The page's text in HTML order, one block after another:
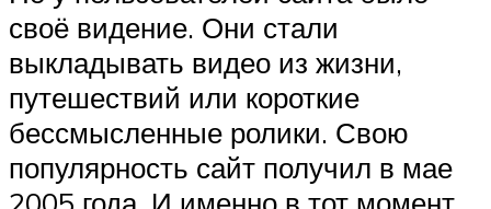
своё видение. Они стали
выкладывать видео из жизни,
путешествий или короткие
бессмысленные ролики. Свою
популярность сайт получил в мае